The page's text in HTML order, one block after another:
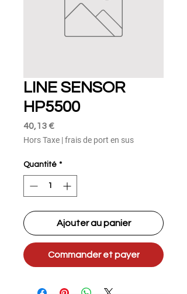
LINE SENSOR
HP5500
40,13 €Prix
Hors Taxe |frais de port en sus
Quantité *
Ajouter au panier
Commander et payer